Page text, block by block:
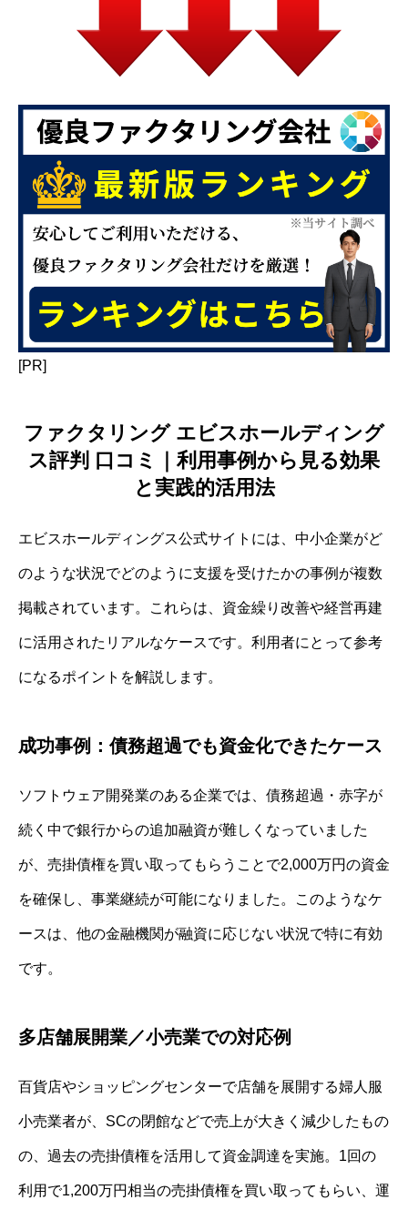
[PR]
ファクタリング エビスホールディング
ス評判 口コミ｜利用事例から見る効果
と実践的活用法
エビスホールディングス公式サイトには、中小企業がど
のような状況でどのように支援を受けたかの事例が複数
掲載されています。これらは、資金繰り改善や経営再建
に活用されたリアルなケースです。利用者にとって参考
になるポイントを解説します。
成功事例：債務超過でも資金化できたケース
ソフトウェア開発業のある企業では、債務超過・赤字が
続く中で銀行からの追加融資が難しくなっていました
が、売掛債権を買い取ってもらうことで2,000万円の資金
を確保し、事業継続が可能になりました。このようなケ
ースは、他の金融機関が融資に応じない状況で特に有効
です。
多店舗展開業／小売業での対応例
百貨店やショッピングセンターで店舗を展開する婦人服
小売業者が、SCの閉館などで売上が大きく減少したもの
の、過去の売掛債権を活用して資金調達を実施。1回の
利用で1,200万円相当の売掛債権を買い取ってもらい、運